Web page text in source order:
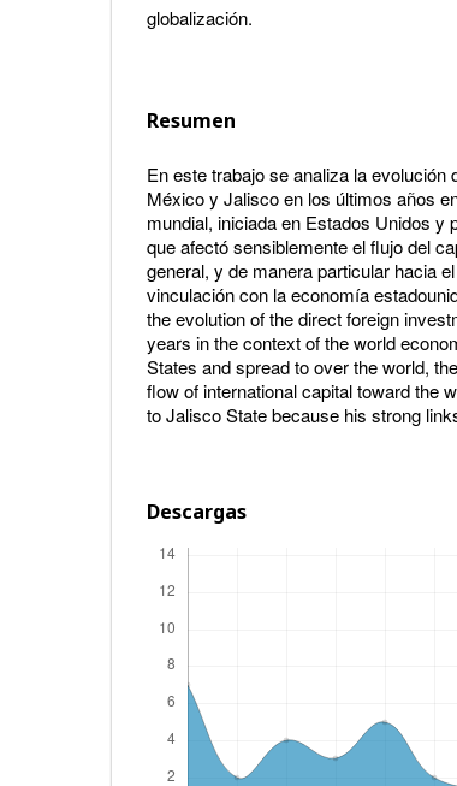
globalización.
Resumen
En este trabajo se analiza la
México y Jalisco en los últimos años
mundial, iniciada en Estados Unidos y
que afectó sensiblemente el flujo del
general, y de manera particular hacia
vinculación con la economía
the evolution of the direct foreign
years in the context of the world
States and spread to over the world,
flow of international capital toward the
to Jalisco State because his strong
Descargas